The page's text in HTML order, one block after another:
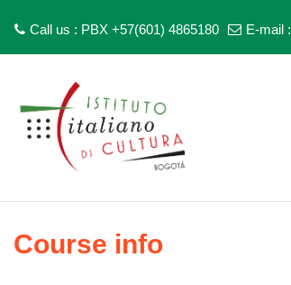
Call us : PBX +57(601) 4865180 E-mail :
Course info